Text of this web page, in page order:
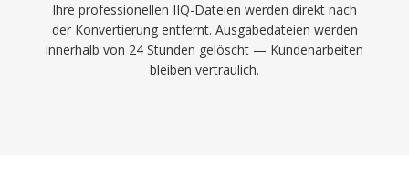
Ihre professionellen IIQ-Dateien werden direkt nach
der Konvertierung entfernt. Ausgabedateien werden
innerhalb von 24 Stunden gelöscht — Kundenarbeiten
bleiben vertraulich.